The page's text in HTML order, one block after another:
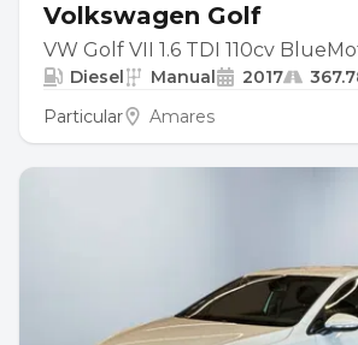
Volkswagen Golf
VW Golf VII 1.6 TDI 110cv
Diesel Manual 2017
Particular
Amares